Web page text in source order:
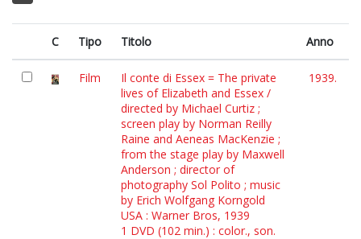
C Tipo Titolo Anno
Film
Il conte di Essex = The private
lives of Elizabeth and Essex /
directed by Michael Curtiz ;
screen play by Norman Reilly
Raine and Aeneas MacKenzie ;
from the stage play by Maxwell
Anderson ; director of
photography Sol Polito ; music
by Erich Wolfgang Korngold
USA : Warner Bros, 1939
1 DVD (102 min.) : color., son.
1939.